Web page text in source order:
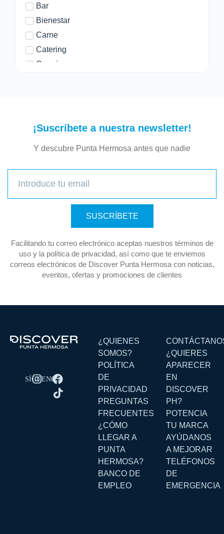
Bar
Bienestar
Carne
Catering
Cerrajero
Educación
Evento
Floreria
Fotografía
Giftshop
Hospedaje canino
Lavanderia
Libreria
Limpieza del hogar
Nikkei y Pokebowl
¡Suscríbete a nuestra newsletter!
Y descubre Punta Hermosa antes que nadie
SUSCRÍBETE
Facilitando tu correo electrónico aceptas nuestros términos de
uso y la política de privacidad, así como que te enviemos
correos electrónicos de Discover Punta Hermosa con noticias,
eventos, ofertas y promociones de clientes
¿QUIENES
SOMOS?
POLÍTICA
DE
PRIVACIDAD
PREGUNTAS
FRECUENTES
¿CÓMO
LLEGAR A
PUNTA
HERMOSA?
BANCO DE
EMPLEO
¿QUIERES
APARECER
EN
DISCOVER
PH?
POTENCIA
TU MARCA
AYÚDANOS
A MEJORAR
TELÉFONOS
DE
EMERGENCIA